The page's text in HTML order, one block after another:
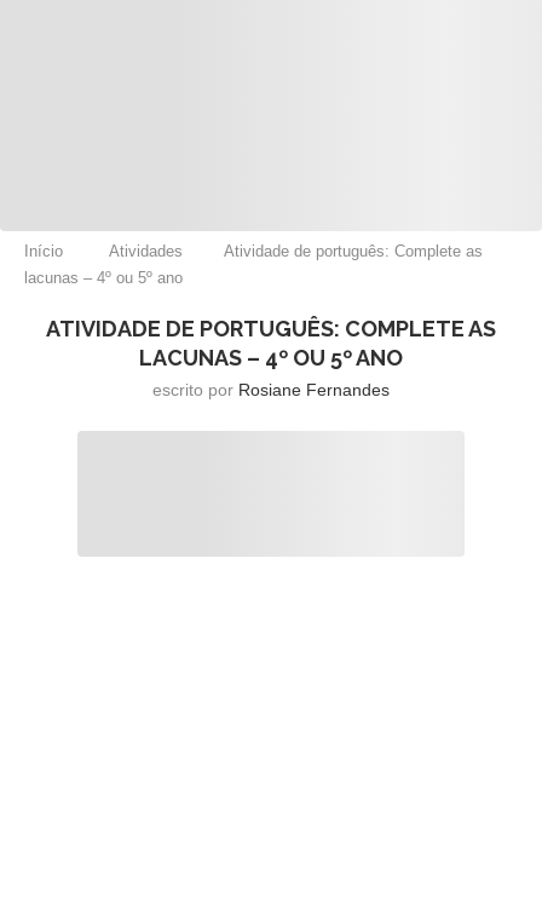
Início Atividades
Atividade de português: Complete as
lacunas – 4º ou 5º ano
ATIVIDADE DE PORTUGUÊS: COMPLETE AS
LACUNAS – 4º OU 5º ANO
escrito por Rosiane Fernandes